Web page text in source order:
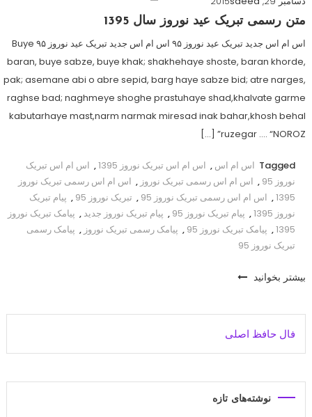
متن رسمی تبریک عید نوروز سال 1395
اس ام اس جدید تبریک عید نوروز ۹۵ اس ام اس جدید تبریک عید نوروز ۹۵ Buye
baran, buye sabze, buye khak; shakhehaye shoste, baran khorde,
pak; asemane abi o abre sepid, barg haye sabze bid; atre narges,
raghse bad; naghmeye shoghe prastuhaye shad,khalvate garme
kabutarhaye mast,narm narmak miresad inak bahar,khosh behal
ruzegar …. “NOROZ” […]
Tagged اس ام اس , اس ام اس تبریک نوروز 1395 , اس ام اس تبریک
نوروز 95
, اس ام اس رسمی تبریک نوروز , اس ام اس رسمی تبریک نوروز
1395
, اس ام اس رسمی تبریک نوروز 95 , تبریک نوروز 95 , پیام تبریک
نوروز 1395
, پیام تبریک نوروز 95 , پیام تبریک نوروز جدید , پیامک تبریک نوروز
1395
, پیامک تبریک نوروز 95 , پیامک رسمی تبریک نوروز , پیامک رسمی
تبریک نوروز 95
بیشتر بخوانید
فال حافظ اصلی
نوشته‌های تازه